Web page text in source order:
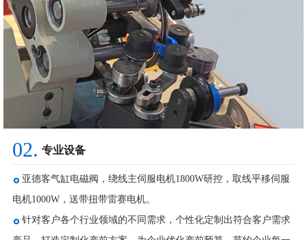
02. 专业设备
亚德客气缸电磁阀，绕线主伺服电机1800W研控，取线平移伺服
电机1000W，送带扭带雷赛电机。
针对客户各个行业领域的不同需求，个性化定制出符合客户需求